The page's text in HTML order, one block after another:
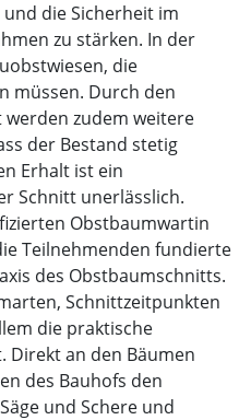
die Sicherheit im
zu stärken. In der
die
müssen. Durch den
zudem weitere
der Bestand stetig
Erhalt ist ein
Schnitt unerlässlich.
Obstbaumwartin
Teilnehmenden fundierte
des Obstbaumschnitts.
Schnittzeitpunkten
die praktische
Direkt an den Bäumen
des Bauhofs den
und Schere und